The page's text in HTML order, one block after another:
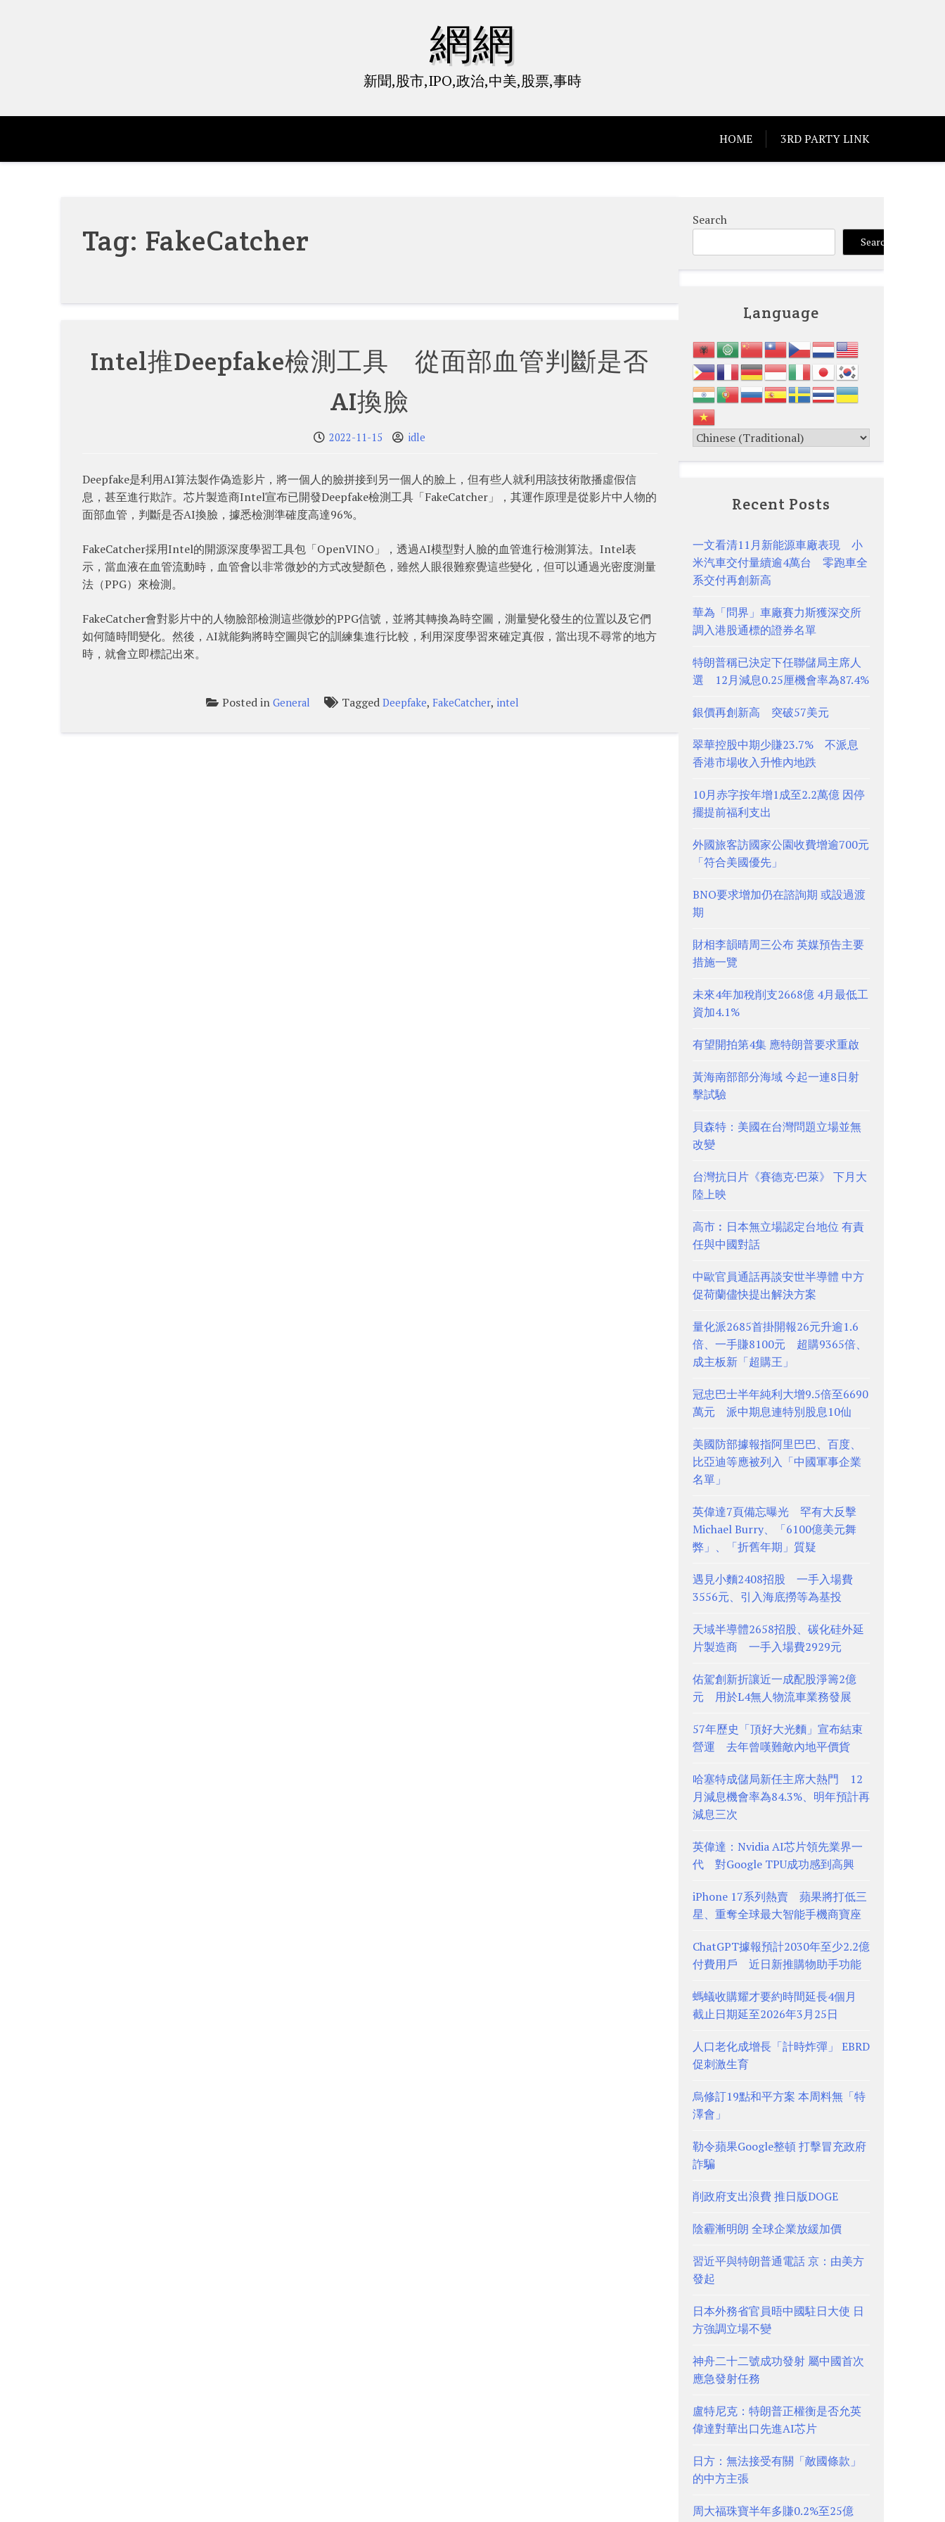
網網
新聞,股市,IPO,政治,中美,股票,事時
HOME 3RD PARTY LINK
Tag: FakeCatcher
Intel推Deepfake檢測工具 從面部血管判斷是否
AI換臉
2022-11-15 idle
Deepfake是利用AI算法製作偽造影片，將一個人的臉拼接到另一個人的臉上，但有些人就利用該技術散播虛假信
息，甚至進行欺詐。芯片製造商Intel宣布已開發Deepfake檢測工具「FakeCatcher」，其運作原理是從影片中人物的
面部血管，判斷是否AI換臉，據悉檢測準確度高達96%。
FakeCatcher採用Intel的開源深度學習工具包「OpenVINO」，透過AI模型對人臉的血管進行檢測算法。Intel表
示，當血液在血管流動時，血管會以非常微妙的方式改變顏色，雖然人眼很難察覺這些變化，但可以通過光密度測量
法（PPG）來檢測。
FakeCatcher會對影片中的人物臉部檢測這些微妙的PPG信號，並將其轉換為時空圖，測量變化發生的位置以及它們
如何隨時間變化。然後，AI就能夠將時空圖與它的訓練集進行比較，利用深度學習來確定真假，當出現不尋常的地方
時，就會立即標記出來。
Posted inGeneral TaggedDeepfake,FakeCatcher, intel
Search
Search
Language
Recent Posts
一文看清11月新能源車廠表現 小
米汽車交付量續逾4萬台 零跑車全
系交付再創新高
華為「問界」車廠賽力斯獲深交所
調入港股通標的證券名單
特朗普稱已決定下任聯儲局主席人
選 12月減息0.25厘機會率為87.4%
銀價再創新高 突破57美元
翠華控股中期少賺23.7% 不派息
香港市場收入升惟內地跌
10月赤字按年增1成至2.2萬億 因停
擺提前福利支出
外國旅客訪國家公園收費增逾700元
「符合美國優先」
BNO要求增加仍在諮詢期 或設過渡
期
財相李韻晴周三公布 英媒預告主要
措施一覽
未來4年加稅削支2668億 4月最低工
資加4.1%
有望開拍第4集 應特朗普要求重啟
黃海南部部分海域 今起一連8日射
擊試驗
貝森特：美國在台灣問題立場並無
改變
台灣抗日片《賽德克·巴萊》 下月大
陸上映
高市︰日本無立場認定台地位 有責
任與中國對話
中歐官員通話再談安世半導體 中方
促荷蘭儘快提出解決方案
量化派2685首掛開報26元升逾1.6
倍、一手賺8100元 超購9365倍、
成主板新「超購王」
冠忠巴士半年純利大增9.5倍至6690
萬元 派中期息連特別股息10仙
美國防部據報指阿里巴巴、百度、
比亞迪等應被列入「中國軍事企業
名單」
英偉達7頁備忘曝光 罕有大反擊
Michael Burry、「6100億美元舞
弊」、「折舊年期」質疑
遇見小麵2408招股 一手入場費
3556元、引入海底撈等為基投
天域半導體2658招股、碳化硅外延
片製造商 一手入場費2929元
佑駕創新折讓近一成配股淨籌2億
元 用於L4無人物流車業務發展
57年歷史「頂好大光麵」宣布結束
營運 去年曾嘆難敵內地平價貨
哈塞特成儲局新任主席大熱門 12
月減息機會率為84.3%、明年預計再
減息三次
英偉達：Nvidia AI芯片領先業界一
代 對Google TPU成功感到高興
iPhone 17系列熱賣 蘋果將打低三
星、重奪全球最大智能手機商寶座
ChatGPT據報預計2030年至少2.2億
付費用戶 近日新推購物助手功能
螞蟻收購耀才要約時間延長4個月
截止日期延至2026年3月25日
人口老化成增長「計時炸彈」 EBRD
促刺激生育
烏修訂19點和平方案 本周料無「特
澤會」
勒令蘋果Google整頓 打擊冒充政府
詐騙
削政府支出浪費 推日版DOGE
陰霾漸明朗 全球企業放緩加價
習近平與特朗普通電話 京：由美方
發起
日本外務省官員晤中國駐日大使 日
方強調立場不變
神舟二十二號成功發射 屬中國首次
應急發射任務
盧特尼克：特朗普正權衡是否允英
偉達對華出口先進AI芯片
日方：無法接受有關「敵國條款」
的中方主張
周大福珠寶半年多賺0.2%至25億